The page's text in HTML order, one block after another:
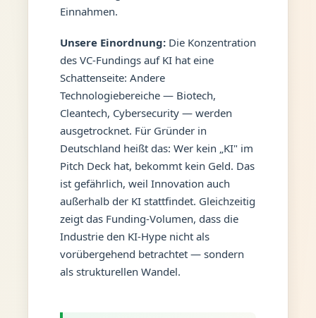
Einnahmen.
Unsere Einordnung:Die Konzentration
des VC-Fundings auf KI hat eine
Schattenseite: Andere
Technologiebereiche — Biotech,
Cleantech, Cybersecurity — werden
ausgetrocknet. Für Gründer in
Deutschland heißt das: Wer kein „KI" im
Pitch Deck hat, bekommt kein Geld. Das
ist gefährlich, weil Innovation auch
außerhalb der KI stattfindet. Gleichzeitig
zeigt das Funding-Volumen, dass die
Industrie den KI-Hype nicht als
vorübergehend betrachtet — sondern
als strukturellen Wandel.